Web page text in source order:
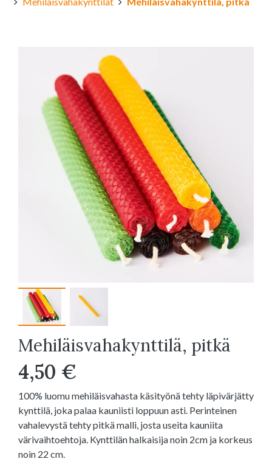
Mehiläisvahakynttilä, pitkä
4,50 €
100% luomu mehiläisvahasta käsityönä tehty läpivärjätty
kynttilä, joka palaa kauniisti loppuun asti. Perinteinen
vahalevystä tehty pitkä malli, josta useita kauniita
värivaihtoehtoja. Kynttilän halkaisija noin 2cm ja korkeus
noin 22 cm.